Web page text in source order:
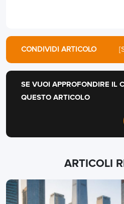
CONDIVIDI ARTICOLO
SE VUOI APPROFONDIRE IL
QUESTO ARTICOLO
ARTICOLI